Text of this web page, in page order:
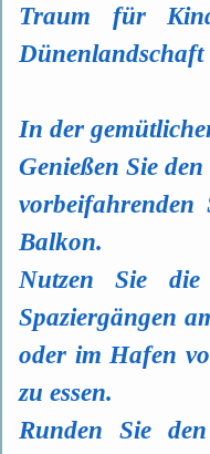
Traum für
In der
Genießen Sie
Balkon.
Nutzen Sie
Spaziergängen
oder im Hafen
zu essen.
Runden Sie